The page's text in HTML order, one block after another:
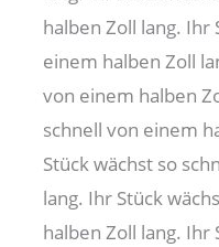
halben Zoll lang. Ihr
einem halben Zoll
von einem halben
schnell von einem
Stück wächst so
lang. Ihr Stück
halben Zoll lang. Ihr